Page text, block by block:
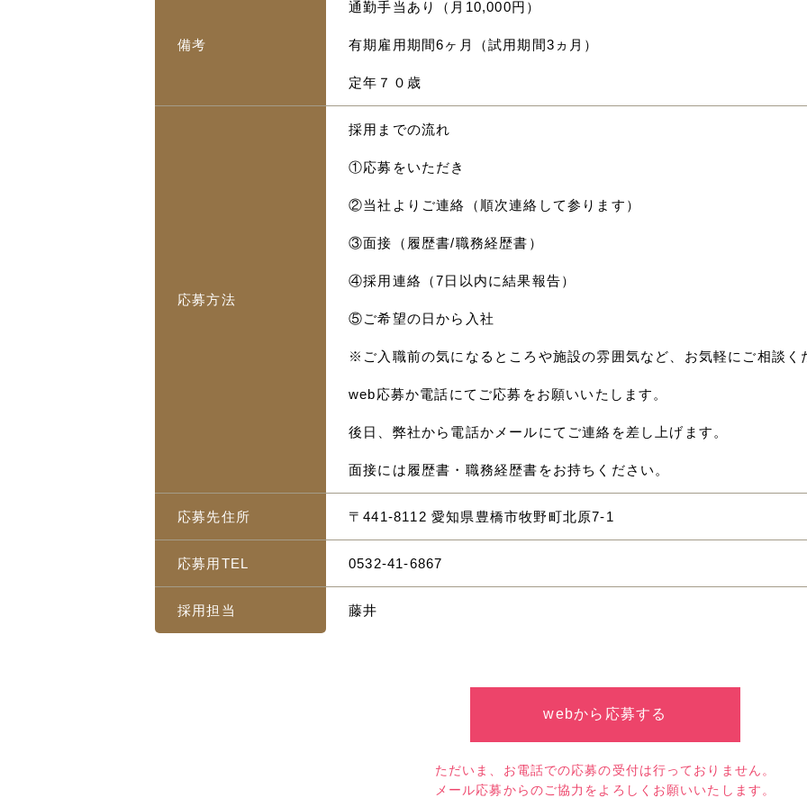
備考
通勤手当あり（月10,000円）
有期雇用期間6ヶ月（試用期間3ヵ月）
定年７０歳
応募方法
採用までの流れ
①応募をいただき
②当社よりご連絡（順次連絡して参ります）
③面接（履歴書/職務経歴書）
④採用連絡（7日以内に結果報告）
⑤ご希望の日から入社
※ご入職前の気になるところや施設の雰囲気など、お気軽にご相談く
web応募か電話にてご応募をお願いいたします。
後日、弊社から電話かメールにてご連絡を差し上げます。
面接には履歴書・職務経歴書をお持ちください。
応募先住所 〒441-8112 愛知県豊橋市牧野町北原7-1
応募用TEL 0532-41-6867
採用担当 藤井
webから応募する
ただいま、お電話での応募の受付は行っておりません。
メール応募からのご協力をよろしくお願いいたします。